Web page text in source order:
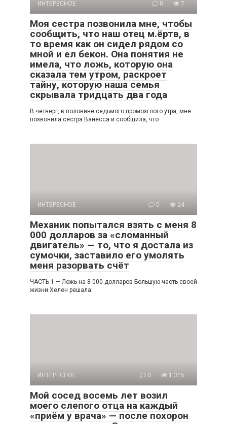
ИНТЕРЕСНОЕ 0 7
Моя сестра позвонила мне, чтобы
сообщить, что наш отец м.ёртв, в
то время как он сидел рядом со
мной и ел бекон. Она понятия не
имела, что ложь, которую она
сказала тем утром, раскроет
тайну, которую наша семья
скрывала тридцать два года
В четверг, в половине седьмого промозглого утра, мне
позвонила сестра Ванесса и сообщила, что
ИНТЕРЕСНОЕ 0 24
Механик попытался взять с меня 8
000 долларов за «сломанный
двигатель» — то, что я достала из
сумочки, заставило его умолять
меня разорвать счёт
ЧАСТЬ 1 — Ложь на 8 000 долларов Большую часть своей
жизни Хелен решала
ИНТЕРЕСНОЕ 0 1,315
Мой сосед восемь лет возил
моего слепого отца на каждый
«приём у врача» — после похорон